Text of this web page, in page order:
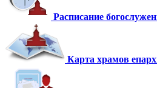
Расписание
Карта храмов